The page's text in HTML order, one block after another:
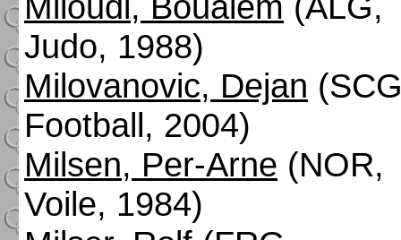
Judo, 1988)
Milovanovic, Dejan
Football, 2004)
Milsen, Per-Arne (NOR,
Voile, 1984)